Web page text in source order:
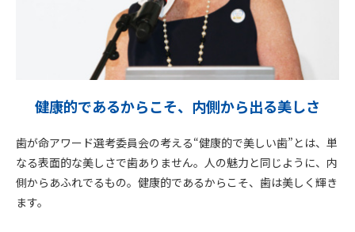
健康的であるからこそ、内側から出る美しさ
歯が命アワード選考委員会の考える“健康的で美しい歯”とは、単
なる表面的な美しさで歯ありません。人の魅力と同じように、内
側からあふれでるもの。健康的であるからこそ、歯は美しく輝き
ます。